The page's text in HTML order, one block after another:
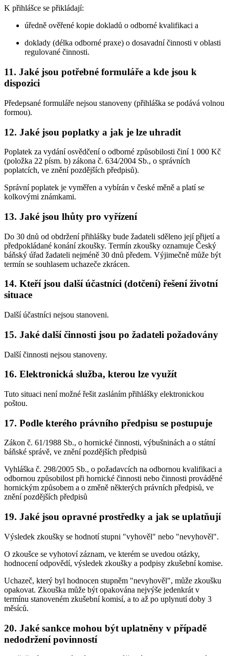
K přihlášce se přikládají:
úředně ověřené kopie dokladů o odborné kvalifikaci a
doklady (délka odborné praxe) o dosavadní činnosti v oblasti
regulované činnosti.
11. Jaké jsou potřebné formuláře a kde jsou k
dispozici
Předepsané formuláře nejsou stanoveny (přihláška se podává volnou
formou).
12. Jaké jsou poplatky a jak je lze uhradit
Poplatek za vydání osvědčení o odborné způsobilosti činí 1 000 Kč
(položka 22 písm. b) zákona č. 634/2004 Sb., o správních
poplatcích, ve znění pozdějších předpisů).
Správní poplatek je vyměřen a vybírán v české měně a platí se
kolkovými známkami.
13. Jaké jsou lhůty pro vyřízení
Do 30 dnů od obdržení přihlášky bude žadateli sděleno její přijetí a
předpokládané konání zkoušky. Termín zkoušky oznamuje Český
báňský úřad žadateli nejméně 30 dnů předem. Výjimečně může být
termín se souhlasem uchazeče zkrácen.
14. Kteří jsou další účastníci (dotčení) řešení životní
situace
Další účastníci nejsou stanoveni.
15. Jaké další činnosti jsou po žadateli požadovány
Další činnosti nejsou stanoveny.
16. Elektronická služba, kterou lze využít
Tuto situaci není možné řešit zasláním přihlášky elektronickou
poštou.
17. Podle kterého právního předpisu se postupuje
Zákon č. 61/1988 Sb., o hornické činnosti, výbušninách a o státní
báňské správě, ve znění pozdějších předpisů
Vyhláška č. 298/2005 Sb., o požadavcích na odbornou kvalifikaci a
odbornou způsobilost při hornické činnosti nebo činnosti prováděné
hornickým způsobem a o změně některých právních předpisů, ve
znění pozdějších předpisů
19. Jaké jsou opravné prostředky a jak se uplatňují
Výsledek zkoušky se hodnotí stupni "vyhověl" nebo "nevyhověl".
O zkoušce se vyhotoví záznam, ve kterém se uvedou otázky,
hodnocení odpovědí, výsledek zkoušky a podpisy zkušební komise.
Uchazeč, který byl hodnocen stupněm "nevyhověl", může zkoušku
opakovat. Zkouška může být opakována nejvýše jedenkrát v
termínu stanoveném zkušební komisí, a to až po uplynutí doby 3
měsíců.
20. Jaké sankce mohou být uplatněny v případě
nedodržení povinností